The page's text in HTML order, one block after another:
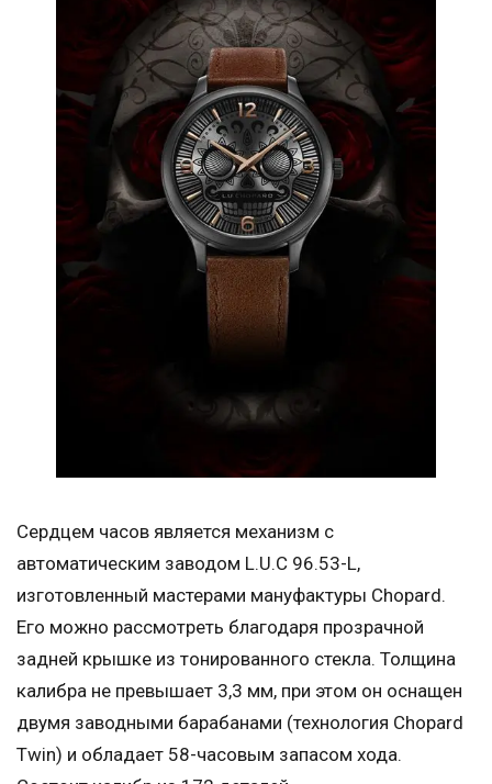
Сердцем часов является механизм с
автоматическим заводом L.U.C 96.53-L,
изготовленный мастерами мануфактуры Chopard.
Его можно рассмотреть благодаря прозрачной
задней крышке из тонированного стекла. Толщина
калибра не превышает 3,3 мм, при этом он оснащен
двумя заводными барабанами (технология Chopard
Twin) и обладает 58-часовым запасом хода.